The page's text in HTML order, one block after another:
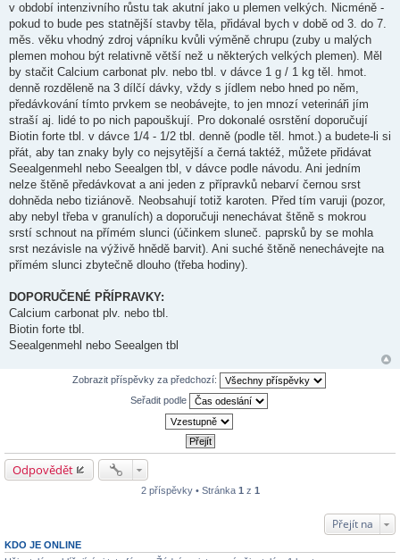
ě
v
e
k
v období intenzivního růstu tak akutní jako u plemen velkých. Nicméně -
pokud to bude pes statnější stavby těla, přidával bych v době od 3. do 7.
měs. věku vhodný zdroj vápníku kvůli výměně chrupu (zuby u malých
plemen mohou být relativně větší než u některých velkých plemen). Měl
by stačit Calcium carbonat plv. nebo tbl. v dávce 1 g / 1 kg těl. hmot.
denně rozděleně na 3 dílčí dávky, vždy s jídlem nebo hned po něm,
předávkování tímto prvkem se neobávejte, to jen mnozí veterináři jím
straší aj. lidé to po nich papouškují. Pro dokonalé osrstění doporučují
Biotin forte tbl. v dávce 1/4 - 1/2 tbl. denně (podle těl. hmot.) a budete-li si
přát, aby tan znaky byly co nejsytější a černá taktéž, můžete přidávat
Seealgenmehl nebo Seealgen tbl, v dávce podle návodu. Ani jedním
nelze štěně předávkovat a ani jeden z přípravků nebarví černou srst
dohněda nebo tiziánově. Neobsahují totiž karoten. Před tím varuji (pozor,
aby nebyl třeba v granulích) a doporučuji nenechávat štěně s mokrou
srstí schnout na přímém slunci (účinkem sluneč. paprsků by se mohla
srst nezávisle na výživě hnědě barvit). Ani suché štěně nenechávejte na
přímém slunci zbytečně dlouho (třeba hodiny).
DOPORUČENÉ PŘÍPRAVKY:
Calcium carbonat plv. nebo tbl.
Biotin forte tbl.
Seealgenmehl nebo Seealgen tbl
Zobrazit příspěvky za předchozí:
Seřadit podle
Odpovědět
2 příspěvky • Stránka 1 z 1
Přejít na
KDO JE ONLINE